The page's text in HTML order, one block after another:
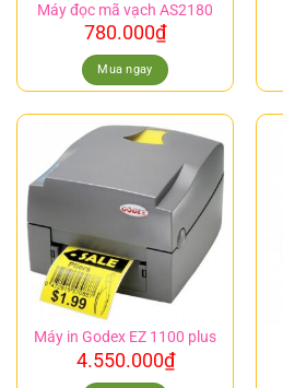
Máy đọc mã vạch AS2180
780.000₫
Mua ngay
Máy in Godex EZ 1100 plus
4.550.000₫